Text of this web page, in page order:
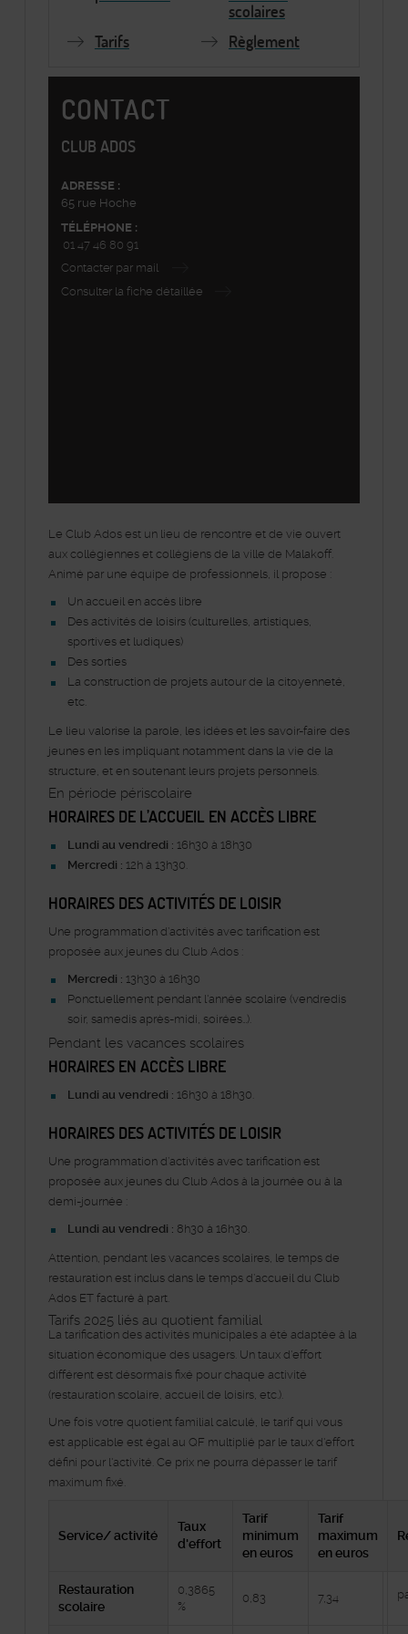
scolaires
Tarifs
Règlement
CONTACT
CLUB ADOS
ADRESSE :
65 rue Hoche
TÉLÉPHONE :
01 47 46 80 91
Contacter par mail
Consulter la fiche détaillée
Le Club Ados est un lieu de rencontre et de vie ouvert
aux collégiennes et collégiens de la ville de Malakoff.
Animé par une équipe de professionnels, il propose :
Un accueil en accès libre
Des activités de loisirs (culturelles, artistiques,
sportives et ludiques)
Des sorties
La construction de projets autour de la citoyenneté,
etc.
Le lieu valorise la parole, les idées et les savoir-faire des
jeunes en les impliquant notamment dans la vie de la
structure, et en soutenant leurs projets personnels.
En période périscolaire
HORAIRES DE L’ACCUEIL EN ACCÈS LIBRE
Lundi au vendredi : 16h30 à 18h30
Mercredi : 12h à 13h30.
HORAIRES DES ACTIVITÉS DE LOISIR
Une programmation d’activités avec tarification est
proposée aux jeunes du Club Ados :
Mercredi : 13h30 à 16h30
Ponctuellement pendant l'année scolaire (vendredis
soir, samedis après-midi, soirées…).
Pendant les vacances scolaires
HORAIRES EN ACCÈS LIBRE
Lundi au vendredi : 16h30 à 18h30.
HORAIRES DES ACTIVITÉS DE LOISIR
Une programmation d’activités avec tarification est
proposée aux jeunes du Club Ados à la journée ou à la
demi-journée :
Lundi au vendredi : 8h30 à 16h30.
Attention, pendant les vacances scolaires, le temps de
restauration est inclus dans le temps d’accueil du Club
Ados ET facturé à part.
Tarifs 2025 liés au quotient familial
La tarification des activités municipales a été adaptée à la
situation économique des usagers. Un taux d'effort
différent est désormais fixé pour chaque activité
(restauration scolaire, accueil de loisirs, etc.).
Une fois votre quotient familial calculé, le tarif qui vous
est applicable est égal au QF multiplié par le taux d'effort
défini pour l'activité. Ce prix ne pourra dépasser le tarif
maximum fixé.
Service/ activité
Taux
d'effort
Tarif
minimum
en euros
Tarif
maximum
en euros
Restauration
scolaire
0,3865
%
0,83 7,34